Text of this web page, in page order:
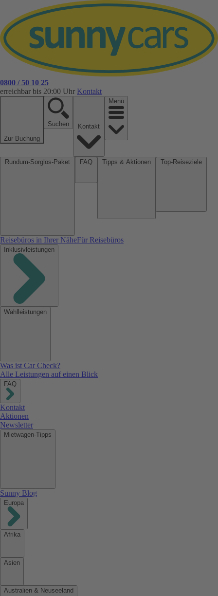
0800 / 50 10 25
erreichbar bis 20:00 Uhr Kontakt
Zur Buchung
Suchen
Menü
Reisebüros in Ihrer NäheFür Reisebüros
Inklusivleistungen
Wahlleistungen
Was ist Car Check?
Alle Leistungen auf einen Blick
FAQ
Kontakt
Aktionen
Newsletter
Mietwagen-Tipps
Sunny Blog
Europa
Afrika
Asien
Australien & Neuseeland